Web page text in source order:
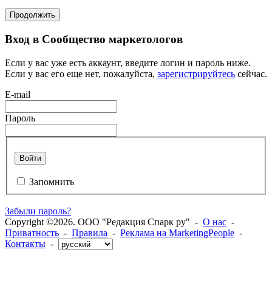
Продолжить
Вход в Сообщество маркетологов
Если у вас уже есть аккаунт, введите логин и пароль ниже.
Если у вас его еще нет, пожалуйста, зарегистрируйтесь сейчас.
E-mail
Пароль
Войти
Запомнить
Забыли пароль?
Copyright ©2026. ООО "Редакция Спарк ру" - О нас -
Приватность - Правила - Реклама на MarketingPeople -
Контакты -